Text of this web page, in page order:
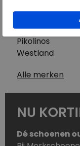
Mephisto
Pikolinos
Westland
Alle merken
NU
Dé schoenen